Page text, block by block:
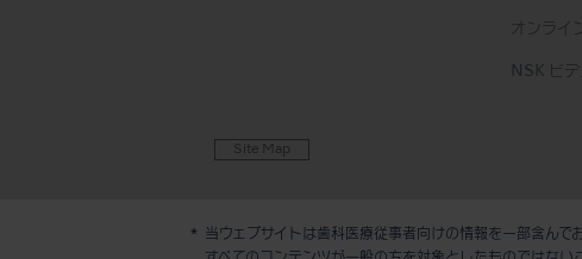
Site Map
オンライ
NSK ビデ
当ウェブサイトは歯科医療従事者向けの情報を一部含んでお